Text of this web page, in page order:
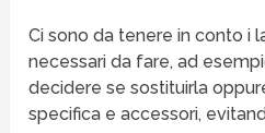
Ci sono da tenere in conto i
necessari da fare, ad
decidere se sostituirla
specifica e accessori,